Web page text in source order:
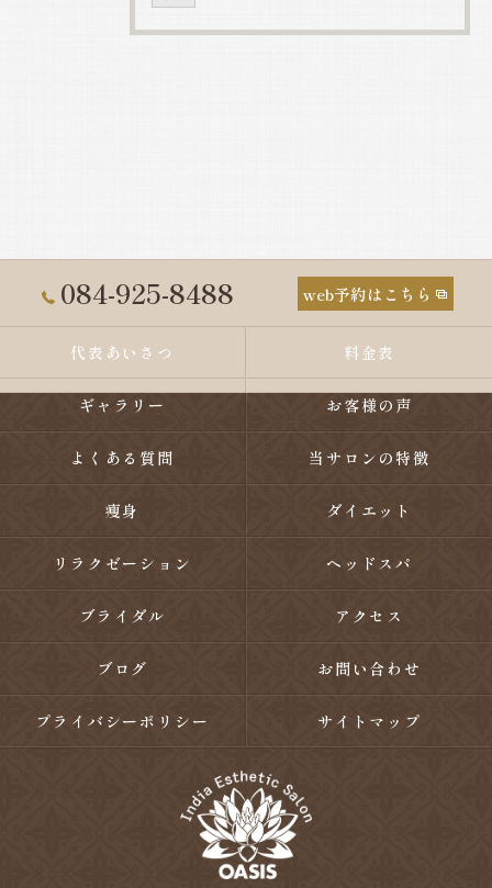
084-925-8488 web予約はこちら
代表あいさつ 料金表
ギャラリー お客様の声
よくある質問 当サロンの特徴
瘦身 ダイエット
リラクゼーション ヘッドスパ
ブライダル アクセス
ブログ お問い合わせ
プライバシーポリシー サイトマップ